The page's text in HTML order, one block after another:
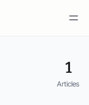
1
Articles